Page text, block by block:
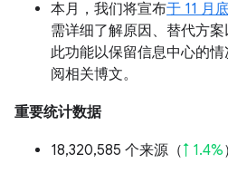
本月，我们将宣布于 11 月
需详细了解原因、替代方
此功能以保留信息中心的
阅相关博文。
重要统计数据
18,320,585 个来源（↑ 1.4%）